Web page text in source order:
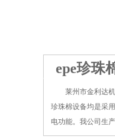
epe珍珠
莱州市金利达
珍珠棉设备均是采
电功能。我公司生